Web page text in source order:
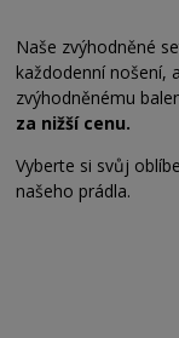
Naše zvýhodněné
každodenní nošení,
zvýhodněnému
za nižší cenu.
Vyberte si svůj
našeho prádla.